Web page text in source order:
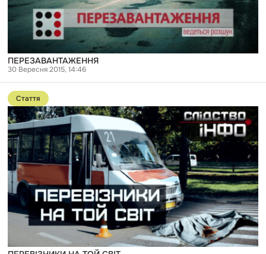
ПЕРЕЗАВАНТАЖЕННЯ
30 Вересня 2015, 14:46
Перейти
до
публікації
ПЕРЕВІЗНИКИ
НА
ТОЙ
СВІТ
Стаття